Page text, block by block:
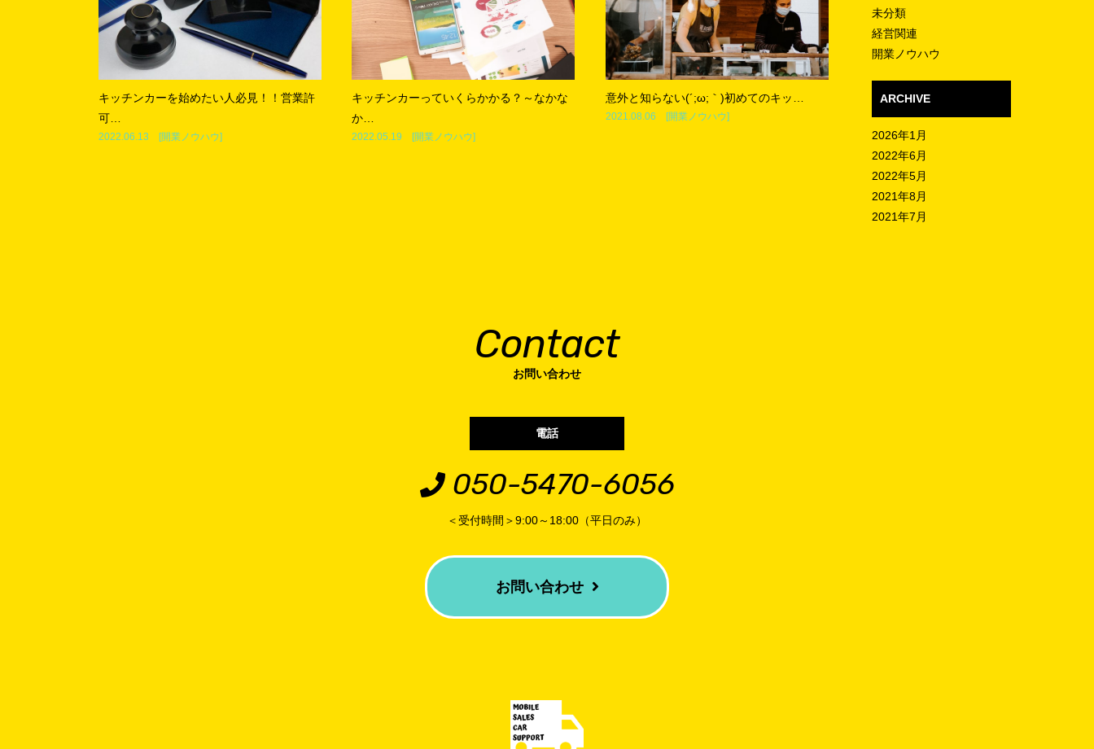
キッチンカーを始めたい人必見！！営業許
可…
2022.06.13 [開業ノウハウ]
キッチンカーっていくらかかる？～なかな
か…
2022.05.19 [開業ノウハウ]
意外と知らない(´;ω;｀)初めてのキッ…
2021.08.06 [開業ノウハウ]
未分類
経営関連
開業ノウハウ
ARCHIVE
2026年1月
2022年6月
2022年5月
2021年8月
2021年7月
Contact
お問い合わせ
電話
050-5470-6056
＜受付時間＞9:00～18:00（平日のみ）
お問い合わせ